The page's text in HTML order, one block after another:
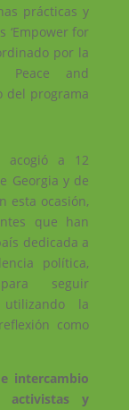
prácticas y
‘Empower for
por la
Peace and
del programa
a 12
Georgia y de
esta ocasión,
que han
dedicada a
política,
seguir
la
como
intercambio
activistas y